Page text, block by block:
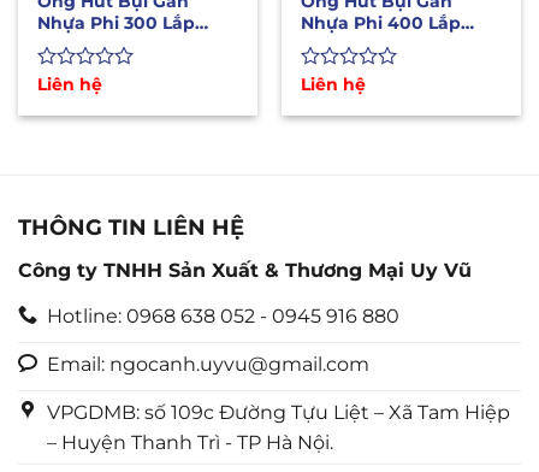
Nhựa Phi 300 Lắp
Quạt Thông Gió Hút
Bụi
Được
hạng
Liên hệ
Nhựa Phi 400 Lắp
Quạt Hút Bụi Công
Nghiệp
Được
hạng
Liên hệ
THÔNG TIN LIÊN HỆ
Công ty TNHH Sản Xuất & Thương Mại Uy Vũ
Hotline: 0968 638 052 - 0945 916 880
Email: ngocanh.uyvu@gmail.com
VPGDMB: số 109c Đường Tựu Liệt – Xã Tam Hiệp
– Huyện Thanh Trì - TP Hà Nội.